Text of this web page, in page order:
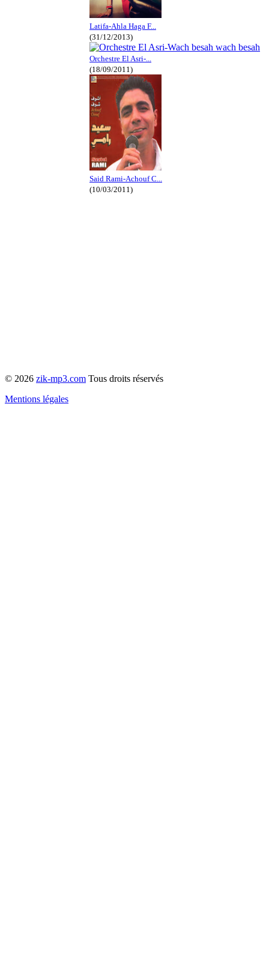
Latifa-Ahla Haga F...
(31/12/2013)
Orchestre El Asri-...
(18/09/2011)
Said Rami-Achouf C...
(10/03/2011)
© 2026 zik-mp3.com Tous droits réservés
Mentions légales